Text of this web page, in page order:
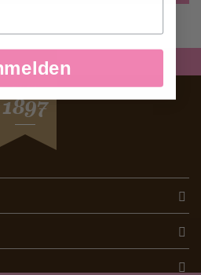
SEIT
1897